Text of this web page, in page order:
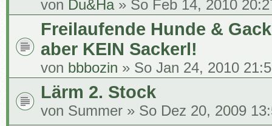
von Du&Ha» So Feb 14, 2010
Freilaufende Hunde &
aber KEIN Sackerl!
von bbbozin » So Jan 24, 2010
Lärm 2. Stock
von Summer » So Dez 20, 2009